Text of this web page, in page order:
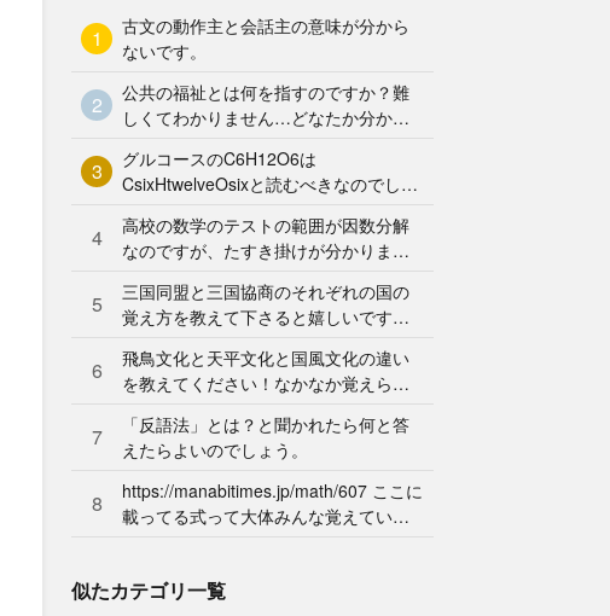
1
古文の動作主と会話主の意味が分から
ないです。
2
公共の福祉とは何を指すのですか？難
しくてわかりません…どなたか分かり
3
グルコースのC6H12O6は
CsixHtwelveOsixと読むべきなのでしょ
く と
4
高校の数学のテストの範囲が因数分解
なのですが、たすき掛けが分かりませ
5
三国同盟と三国協商のそれぞれの国の
覚え方を教えて下さると嬉しいです。
6
飛鳥文化と天平文化と国風文化の違い
を教えてください！なかなか覚えられ
7
「反語法」とは？と聞かれたら何と答
えたらよいのでしょう。
8
https://manabitimes.jp/math/607 ここに
載ってる式って大体みんな覚えている
似たカテゴリ一覧